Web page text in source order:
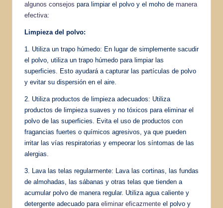
algunos consejos para limpiar el polvo y el moho de manera
efectiva:
Limpieza del polvo:
1. Utiliza un trapo húmedo: En lugar de simplemente sacudir
el polvo, utiliza un trapo húmedo para limpiar las
superficies. Esto ayudará a capturar las partículas de polvo
y evitar su dispersión en el aire.
2. Utiliza productos de limpieza adecuados: Utiliza
productos de limpieza suaves y no tóxicos para eliminar el
polvo de las superficies. Evita el uso de productos con
fragancias fuertes o químicos agresivos, ya que pueden
irritar las vías respiratorias y empeorar los síntomas de las
alergias.
3. Lava las telas regularmente: Lava las cortinas, las fundas
de almohadas, las sábanas y otras telas que tienden a
acumular polvo de manera regular. Utiliza agua caliente y
detergente adecuado para eliminar eficazmente el polvo y